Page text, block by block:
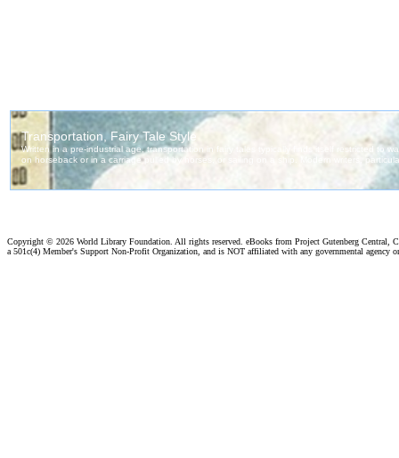
Copyright © 2026 World Library Foundation. All rights reserved. eBooks from Project Gutenberg Central,
a 501c(4) Member's Support Non-Profit Organization, and is NOT affiliated with any governmental agency